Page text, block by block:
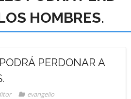
HOMBRES.
PERDONAR A
evangelio